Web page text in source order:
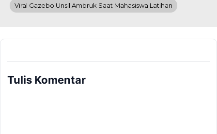
Viral Gazebo Unsil Ambruk Saat Mahasiswa Latihan
Tulis Komentar